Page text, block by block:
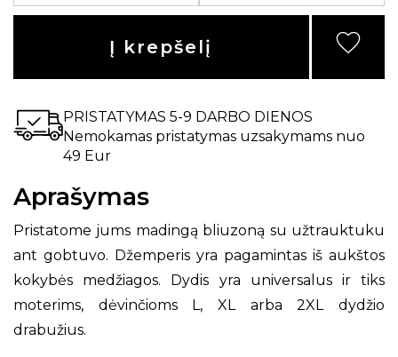
Į krepšelį
PRISTATYMAS 5-9 DARBO DIENOS
Nemokamas pristatymas uzsakymams nuo
49 Eur
Aprašymas
Pristatome jums madingą bliuzoną su užtrauktuku
ant gobtuvo. Džemperis yra pagamintas iš aukštos
kokybės medžiagos. Dydis yra universalus ir tiks
moterims, dėvinčioms L, XL arba 2XL dydžio
drabužius.